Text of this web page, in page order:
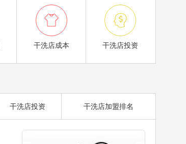

干洗店成本

干洗店投资
干洗店投资 干洗店加盟排名